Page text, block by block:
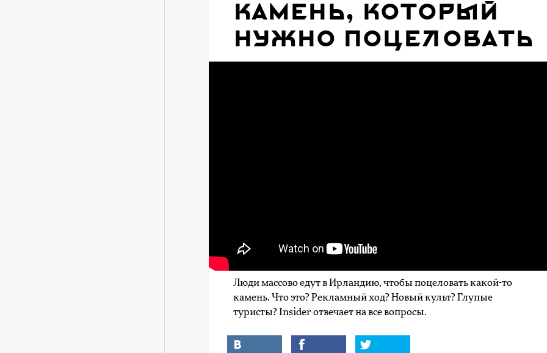
Камень, который
нужно поцеловать
Люди массово едут в Ирландию, чтобы поцеловать какой-то
камень. Что это? Рекламный ход? Новый культ? Глупые
туристы? Insider отвечает на все вопросы.